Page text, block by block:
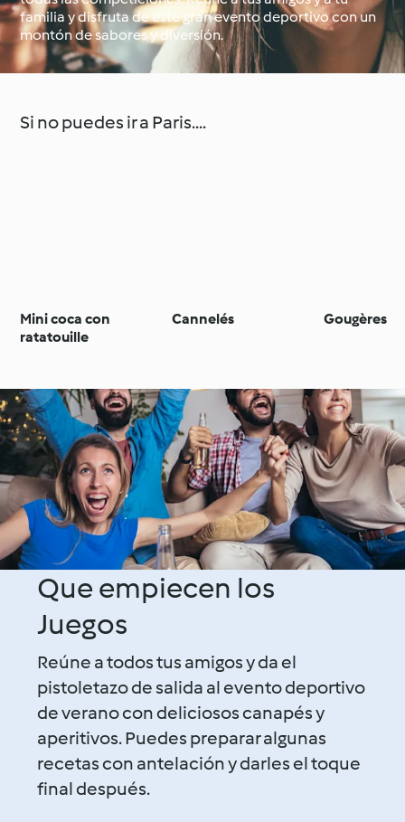
Alrededor del mundo
con Cookidoo®
Clases de cocina con
Cookidoo®
familia y disfruta de este gran evento deportivo con un
montón de sabores y diversión.
Si no puedes ir a Paris....
Mini coca con
ratatouille
Cannelés Gougères
Que empiecen los
Juegos
Reúne a todos tus amigos y da el
pistoletazo de salida al evento deportivo
de verano con deliciosos canapés y
aperitivos. Puedes preparar algunas
recetas con antelación y darles el toque
final después.